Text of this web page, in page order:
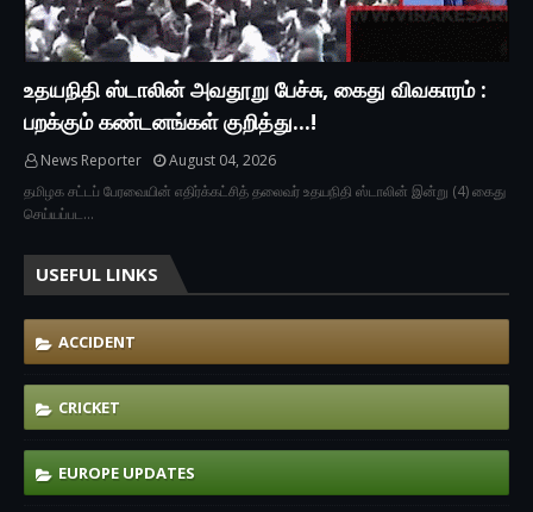
உதயநிதி ஸ்டாலின் அவதூறு பேச்சு, கைது விவகாரம் :
பறக்கும் கண்டனங்கள் குறித்து...!
News Reporter
August 04, 2026
தமிழக சட்டப் பேரவையின் எதிர்க்கட்சித் தலைவர் உதயநிதி ஸ்டாலின் இன்று (4) கைது
செய்யப்பட…
USEFUL LINKS
ACCIDENT
CRICKET
EUROPE UPDATES